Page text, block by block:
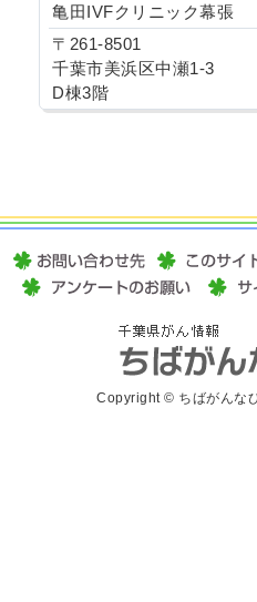
亀田IVFクリニック幕張
〒261-8501
千葉市美浜区中瀬1-3
D棟3階
Copyright © ちばがんな